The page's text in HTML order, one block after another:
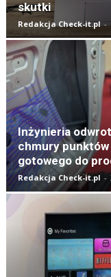
skutki
Redakcja Check-it.pl -
Inżynieria
chmury punktów
gotowego do
Redakcja Check-it.pl -